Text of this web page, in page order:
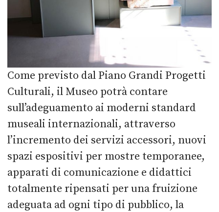
Come previsto dal Piano Grandi Progetti
Culturali, il Museo potrà contare
sull’adeguamento ai moderni standard
museali internazionali, attraverso
l’incremento dei servizi accessori, nuovi
spazi espositivi per mostre temporanee,
apparati di comunicazione e didattici
totalmente ripensati per una fruizione
adeguata ad ogni tipo di pubblico, la